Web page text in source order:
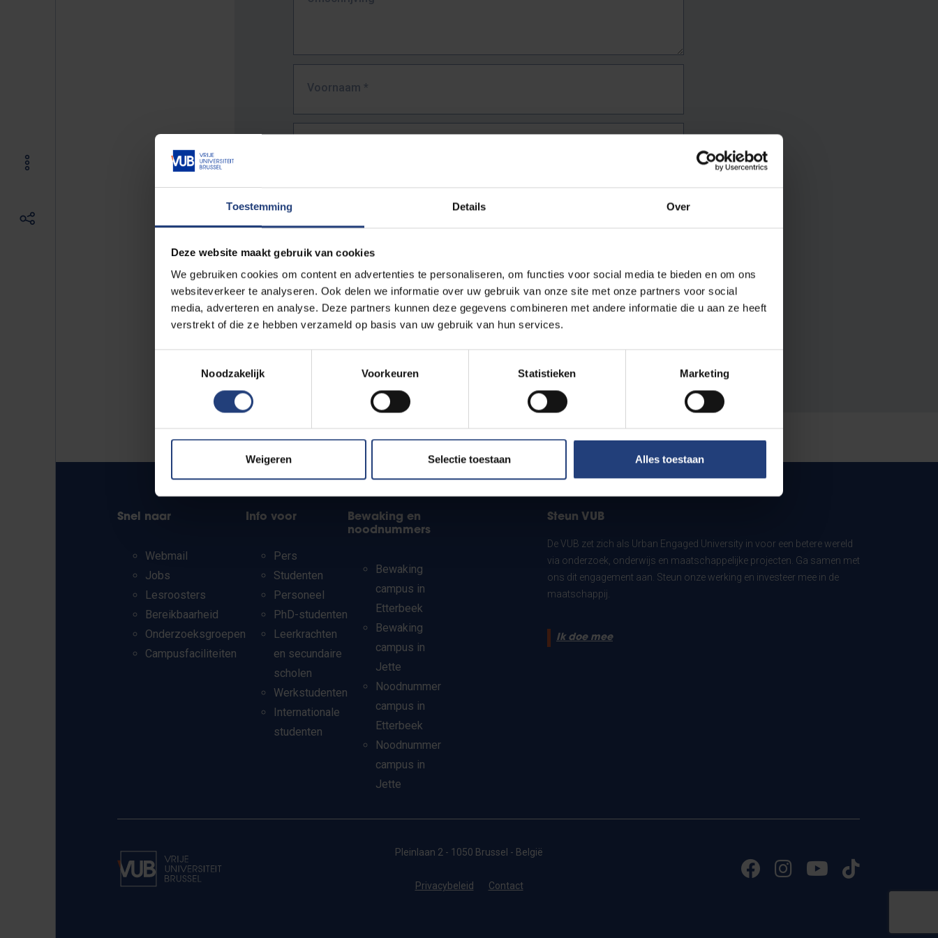
Toestemming Details Over
Deze website maakt gebruik van cookies
We gebruiken cookies om content en advertenties te personaliseren, om functies voor social media te bieden en om ons
websiteverkeer te analyseren. Ook delen we informatie over uw gebruik van onze site met onze partners voor social
media, adverteren en analyse. Deze partners kunnen deze gegevens combineren met andere informatie die u aan ze heeft
verstrekt of die ze hebben verzameld op basis van uw gebruik van hun services.
Noodzakelijk
Voorkeuren Statistieken Marketing
Weigeren Selectie toestaan Alles toestaan
Voornaam *
URL*
De volledige URL van de pagina waar je de fout zag.
Bv. https://www.vub.be/nl/studeren-aan-de-vub/alle-opleidingen
Snel naar
Webmail
Jobs
Lesroosters
Bereikbaarheid
Onderzoeksgroepen
Campusfaciliteiten
Info voor
Pers
Studenten
Personeel
PhD-studenten
Leerkrachten
en secundaire
scholen
Werkstudenten
Internationale
studenten
Bewaking en
noodnummers
Bewaking
campus in
Etterbeek
Bewaking
campus in
Jette
Noodnummer
campus in
Etterbeek
Noodnummer
campus in
Jette
Steun VUB
De VUB zet zich als Urban Engaged University in voor een betere wereld
via onderzoek, onderwijs en maatschappelijke projecten. Ga samen met
ons dit engagement aan. Steun onze werking en investeer mee in de
maatschappij.
Ik doe mee
Pleinlaan 2 - 1050 Brussel - België
Privacybeleid Contact